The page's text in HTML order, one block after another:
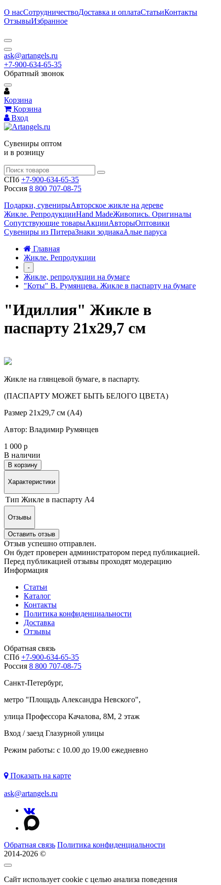
О насСотрудничествоДоставка и оплатаСтатьиКонтакты
ОтзывыИзбранное
ask@artangels.ru
+7-900-634-65-35
Обратный звонок
Корзина
Корзина
Вход
Сувениры оптом
и в розницу
СПб +7-900-634-65-35
Россия 8 800 707-08-75
Подарки, сувенирыАвторское жикле на дереве
Жикле. РепродукцииHand MadeЖивопись. Оригиналы
Сопутствующие товарыАкцииАвторыОптовики
Сувениры из ПитераЗнаки зодиакаАлые паруса
Главная
Жикле. Репродукции
-
Жикле, репродукции на бумаге
"Коты" В. Румянцева. Жикле в паспарту на бумаге
"Идиллия" Жикле в
паспарту 21х29,7 см
Жикле на глянцевой бумаге, в паспарту.
(ПАСПАРТУ МОЖЕТ БЫТЬ БЕЛОГО ЦВЕТА)
Размер 21х29,7 см (А4)
Автор: Владимир Румянцев
1 000 р
В наличии
В корзину
Характеристики
Тип Жикле в паспарту А4
Отзывы
Оставить отзыв
Отзыв успешно отправлен.
Он будет проверен администратором перед публикацией.
Перед публикацией отзывы проходят модерацию
Информация
Статьи
Каталог
Контакты
Политика конфиденциальности
Доставка
Отзывы
Обратная связь
СПб +7-900-634-65-35
Россия 8 800 707-08-75
Санкт-Петербург,
метро "Площадь Александра Невского",
улица Профессора Качалова, 8М, 2 этаж
Вход / заезд Глазурной улицы
Режим работы: с 10.00 до 19.00 ежедневно
Показать на карте
ask@artangels.ru
Обратная связь Политика конфиденциальности
2014-2026 ©
Сайт использует cookie с целью анализа поведения